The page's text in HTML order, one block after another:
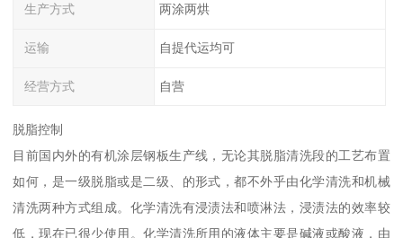
生产方式 两涂两烘
运输 自提代运均可
经营方式 自营
脱脂控制
目前国内外的有机涂层钢板生产线，无论其脱脂清洗段的工艺布置
如何，是一级脱脂或是二级、的形式，都不外乎由化学清洗和机械
清洗两种方式组成。化学清洗有浸渍法和喷淋法，浸渍法的效率较
低，现在已很少使用。化学清洗所用的液体主要是碱液或酸液，由